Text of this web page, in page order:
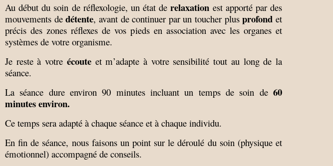
Au début du soin de réflexologie, un état derelaxation est apporté par des
mouvements dedétente, avant de continuer par un toucher plusprofond et
précis des zones réflexes de vos pieds en association avec les organes et
systèmes de votre organisme.
Je reste à votre écouteet m’adapte à votre sensibilité tout au long de la
séance.
La séance dure environ 90 minutes incluant un temps de soin de 60
minutes environ.
Ce temps sera adapté à chaque séance et à chaque individu.
En fin de séance, nous faisons un point sur le déroulé du soin (physique et
émotionnel) accompagné de conseils.